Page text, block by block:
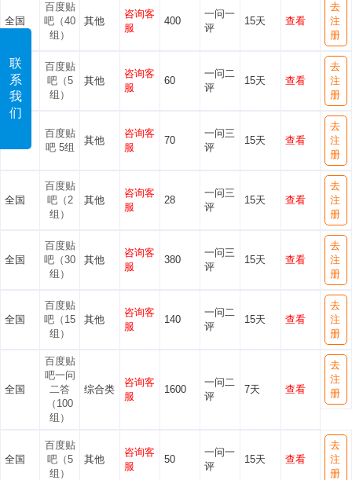
联
系
我
们
全国
百度贴
吧（40
组）
其他
咨询客
服
400
一问一
评
15天 查看
去
注
册
全国
百度贴
吧（5
组）
其他
咨询客
服
60
一问二
评
15天 查看
去
注
册
百度贴
吧 5组
其他
咨询客
服
70
一问三
评
15天 查看
去
注
册
全国
百度贴
吧（2
组）
其他
咨询客
服
28
一问三
评
15天 查看
去
注
册
全国
百度贴
吧（30
组）
其他
咨询客
服
380
一问三
评
15天 查看
去
注
册
全国
百度贴
吧（15
组）
其他
咨询客
服
140
一问二
评
15天 查看
去
注
册
全国
百度贴
吧一问
二答
（100
组）
综合类
咨询客
服
1600
一问二
评
7天 查看
去
注
册
全国
百度贴
吧（5
组）
其他
咨询客
服
50
一问一
评
15天 查看
去
注
册